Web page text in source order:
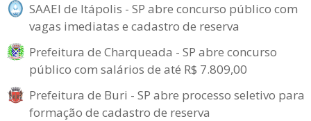
SAAEI de Itápolis - SP abre concurso público com
vagas imediatas e cadastro de reserva
Prefeitura de Charqueada - SP abre concurso
público com salários de até R$ 7.809,00
Prefeitura de Buri - SP abre processo seletivo para
formação de cadastro de reserva